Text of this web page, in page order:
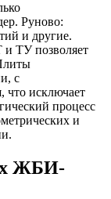
Руново:
и другие.
и ТУ позволяет
с
что исключает
процесс
и
ЖБИ-